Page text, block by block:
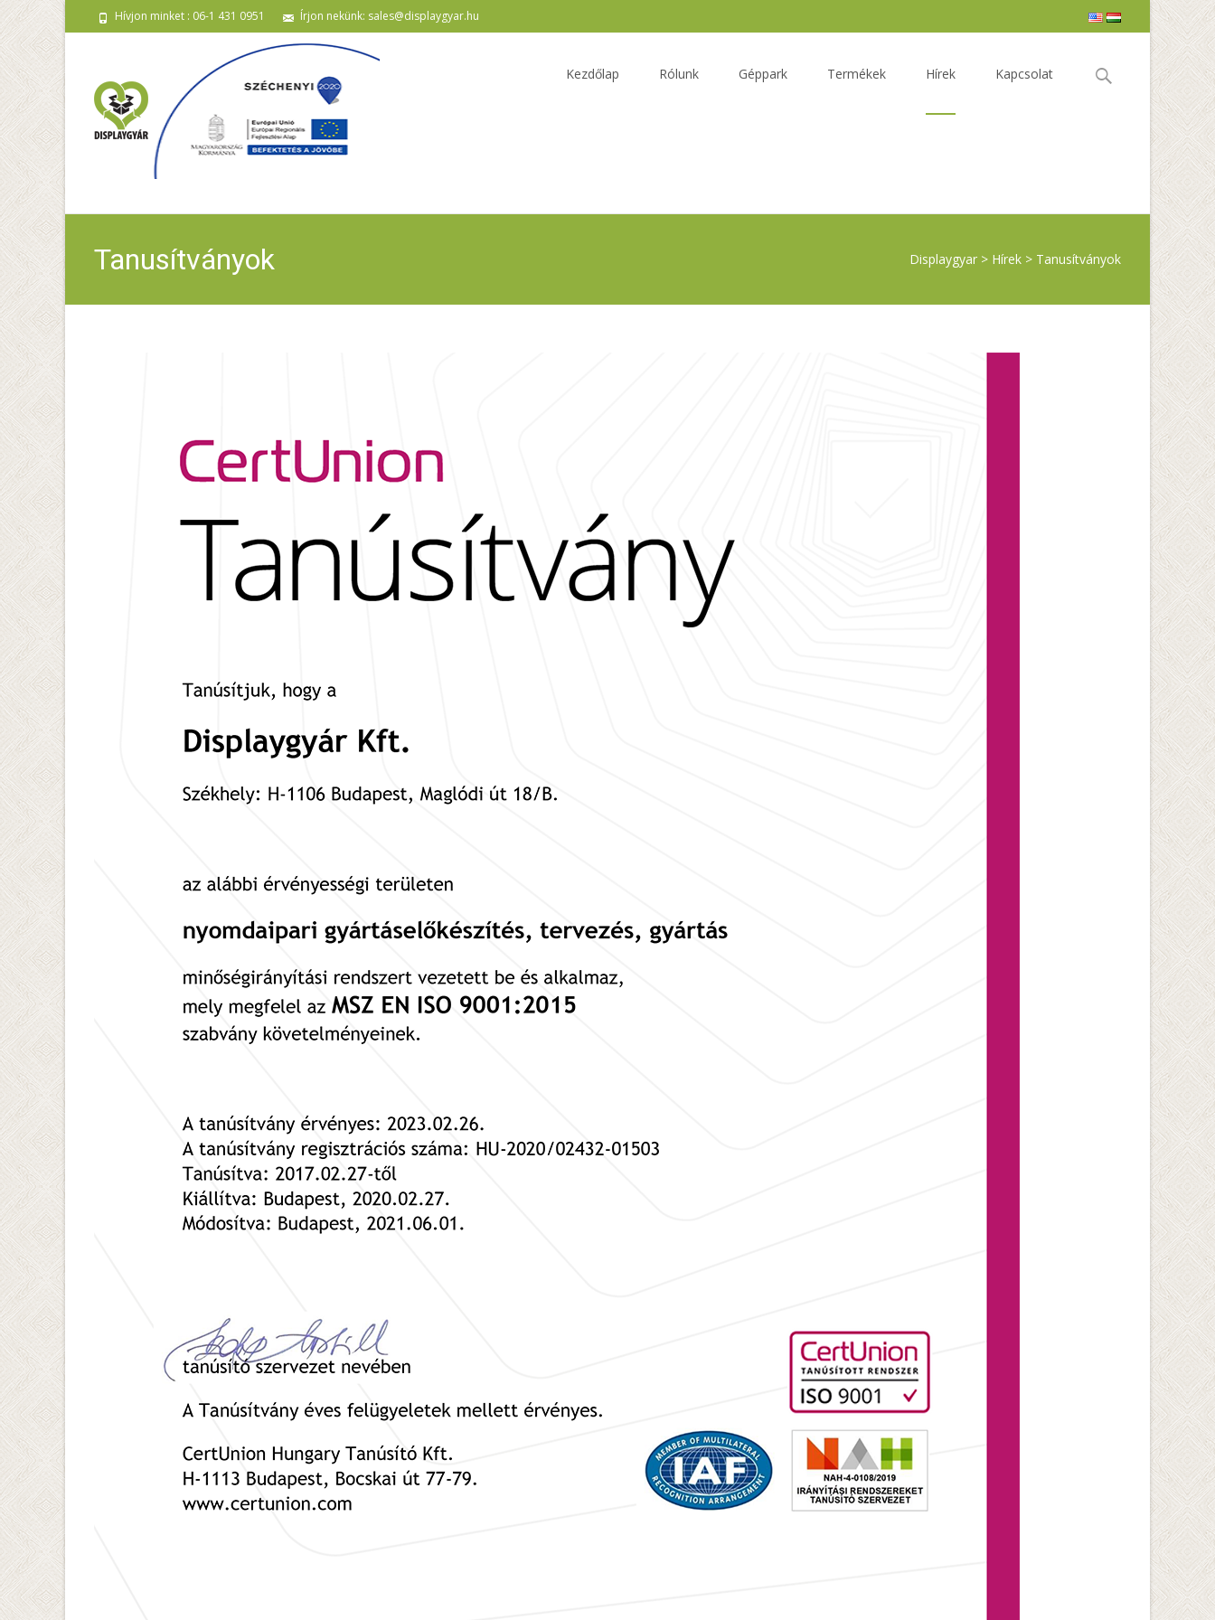
Hívjon minket : 06-1 431 0951 Írjon nekünk: sales@displaygyar.hu
Kezdőlap Rólunk Géppark Termékek Hírek Kapcsolat Keresés:
Tanusítványok Displaygyar > Hírek > Tanusítványok